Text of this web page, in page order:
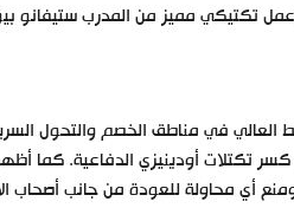
تكتيكي مميز من المدرب ستيفانو
في مناطق الخصم والتحول
تكتلات أودينيزي الدفاعية. كما
أي محاولة للعودة من جانب أصحاب